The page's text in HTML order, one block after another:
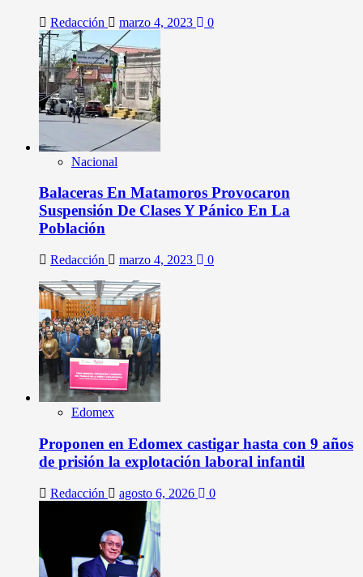
Redacción marzo 4, 2023 0
Nacional
Balaceras En Matamoros Provocaron
Suspensión De Clases Y Pánico En La
Población
Redacción marzo 4, 2023 0
Edomex
Proponen en Edomex castigar hasta con 9 años
de prisión la explotación laboral infantil
Redacción agosto 6, 2026 0